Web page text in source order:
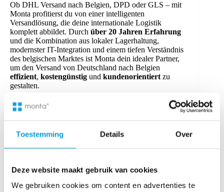
Toestemming Details Over
Deze website maakt gebruik van cookies
We gebruiken cookies om content en advertenties te
Ob DHL Versand nach Belgien, DPD oder GLS – mit
Monta profitierst du von einer intelligenten
Versandlösung, die deine internationale Logistik
komplett abbildet. Durch über 20 Jahren Erfahrung
und die Kombination aus lokaler Lagerhaltung,
modernster IT-Integration und einem tiefen Verständnis
des belgischen Marktes ist Monta dein idealer Partner,
um den Versand von Deutschland nach Belgien
effizient, kostengünstig und kundenorientiert zu
gestalten.
Noch Fragen? Wir beraten dich gerne!
Versand nach Belgien revolutionieren! Erlebe, wie
einfache Prozesse und schnelle Lieferungen deinen
Onlinehandel nachhaltig stärken.
kostenlose Demobei uns an.
Du willst noch mehr wissen? Schau auf unseremBlog